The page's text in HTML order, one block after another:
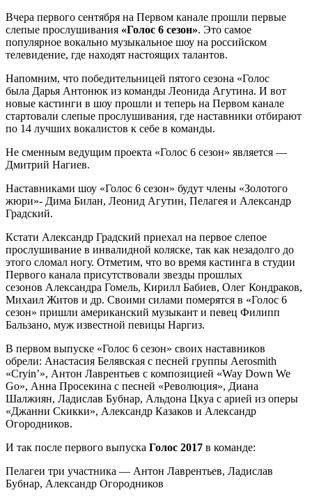
Вчера первого сентября на Первом канале прошли первые
слепые прослушивания «Голос 6 сезон». Это самое
популярное вокально музыкальное шоу на российском
телевидение, где находят настоящих талантов.
Напомним, что победительницей пятого сезона «Голос
была Дарья Антонюк из команды Леонида Агутина. И вот
новые кастинги в шоу прошли и теперь на Первом канале
стартовали слепые прослушивания, где наставники отбирают
по 14 лучших вокалистов к себе в команды.
Не сменным ведущим проекта «Голос 6 сезон» является —
Дмитрий Нагиев.
Наставниками шоу «Голос 6 сезон» будут члены «Золотого
жюри»- Дима Билан, Леонид Агутин, Пелагея и Александр
Градский.
Кстати Александр Градский приехал на первое слепое
прослушивание в инвалидной коляске, так как незадолго до
этого сломал ногу. Отметим, что во время кастинга в студии
Первого канала присутствовали звезды прошлых
сезонов Александра Гомель, Кирилл Бабиев, Олег Кондраков,
Михаил Житов и др. Своими силами померятся в «Голос 6
сезон» пришли американский музыкант и певец Филипп
Бальзано, муж известной певицы Наргиз.
В первом выпуске «Голос 6 сезон» своих наставников
обрели: Анастасия Белявская с песней группы Aerosmith
«Cryin’», Антон Лаврентьев с композицией «Way Down We
Go», Анна Просекина с песней «Революция», Диана
Шалжиян, Ладислав Бубнар, Альдона Цкуа с арией из оперы
«Джанни Скикки», Александр Казаков и Александр
Огородников.
И так после первого выпуска Голос 2017 в команде:
Пелагеи три участника — Антон Лаврентьев, Ладислав
Бубнар, Александр Огородников